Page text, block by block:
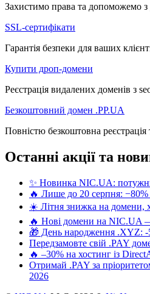
Захистимо права та допоможемо з
SSL-сертифікати
Гарантія безпеки для ваших
Купити дроп-домени
Реєстрація видалених доменів з
Безкоштовний домен .PP.UA
Повністю безкоштовна
Останні акції та
✨ Новинка NIC.UA:
🔥 Лише до 20 серпня: −80%
☀️ Літня знижка на домени,
🔥 Нові домени на NIC.UA
🎁 День народження .XYZ: -
Передзамовте свій .PAY
🔥 –30% на хостинг із
Отримай .PAY за
2026